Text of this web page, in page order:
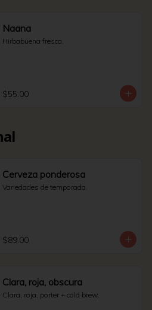
Naana
Hirbabuena fresca.
$55.00
Cerveza ponderosa
Variedades de temporada.
$89.00
Clara, roja, obscura
Clara, roja, porter + cold brew.